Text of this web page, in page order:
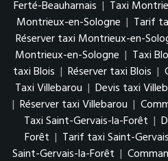
Ferté-Beauharnais | Taxi
Montrieux-en-Sologne | Tarif
Réserver taxi Montrieux-en-
Montrieux-en-Sologne | Taxi
taxi Blois | Réserver taxi Blois |
Taxi Villebarou | Devis taxi
| Réserver taxi Villebarou |
Taxi Saint-Gervais-la-Forêt |
Forêt | Tarif taxi Saint-
Saint-Gervais-la-Forêt |